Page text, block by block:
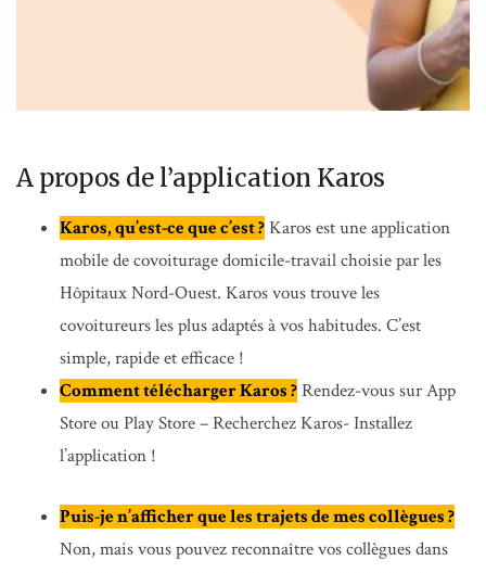
A propos de l’application Karos
Karos, qu’est-ce que c’est ?Karos est une application
mobile de covoiturage domicile-travail choisie par les
Hôpitaux Nord-Ouest. Karos vous trouve les
covoitureurs les plus adaptés à vos habitudes. C’est
simple, rapide et efficace !
Comment télécharger Karos ?Rendez-vous sur App
Store ou Play Store – Recherchez Karos- Installez
l’application !
Puis-je n’afficher que les trajets de mes collègues ?
Non, mais vous pouvez reconnaître vos collègues dans